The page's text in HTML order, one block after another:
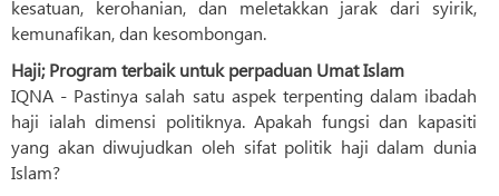
kesatuan, kerohanian, dan meletakkan jarak dari syirik,
kemunafikan, dan kesombongan.
Haji; Program terbaik untuk perpaduan Umat Islam
IQNA - Pastinya salah satu aspek terpenting dalam ibadah
haji ialah dimensi politiknya. Apakah fungsi dan kapasiti
yang akan diwujudkan oleh sifat politik haji dalam dunia
Islam?